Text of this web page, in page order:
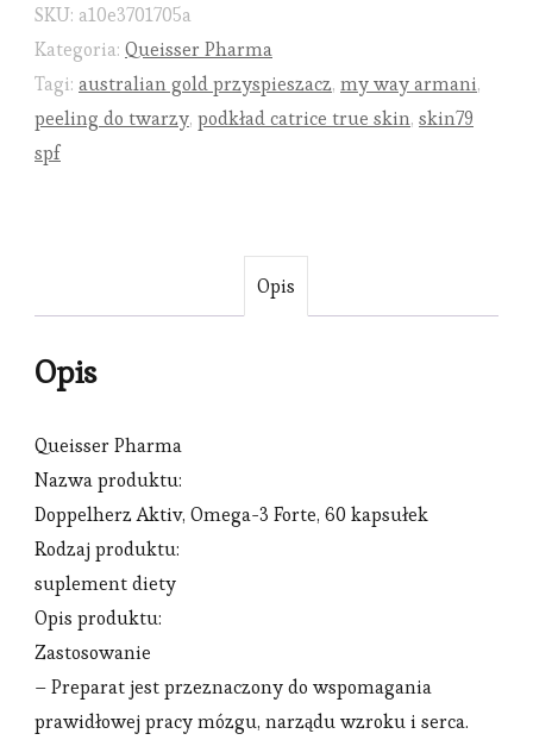
SKU: a10e3701705a
Kategoria: Queisser Pharma
Tagi: australian gold przyspieszacz, my way armani,
peeling do twarzy, podkład catrice true skin, skin79
spf
Opis
Opis
Queisser Pharma
Nazwa produktu:
Doppelherz Aktiv, Omega-3 Forte, 60 kapsułek
Rodzaj produktu:
suplement diety
Opis produktu:
Zastosowanie
– Preparat jest przeznaczony do wspomagania
prawidłowej pracy mózgu, narządu wzroku i serca.